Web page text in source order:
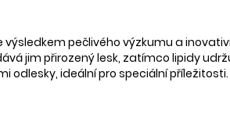
výsledkem pečlivého výzkumu a
jim přirozený lesk, zatímco lipidy
ideální pro speciální příležitosti.